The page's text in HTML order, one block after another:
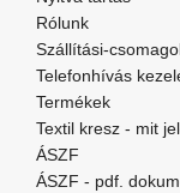
Rólunk
Szállítási-
Telefonhívás
Termékek
Textil kresz - mit
ÁSZF
ÁSZF - pdf.